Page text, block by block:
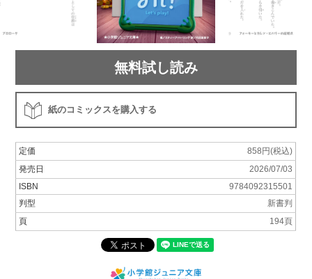
無料試し読み
紙のコミックスを購入する
定価
858円(税込)
発売日
2026/07/03
ISBN
9784092315501
判型
新書判
頁
194頁